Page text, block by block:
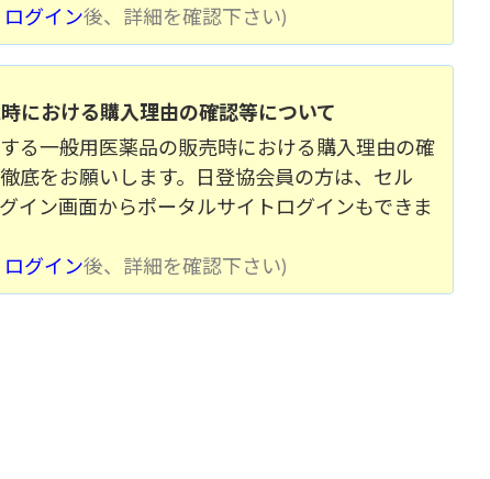
ログイン後、詳細を確認下さい)
における購入理由の確認等について
る一般用医薬品の販売時における購入理由の確
底をお願いします。日登協会員の方は、セル
イン画面からポータルサイトログインもできま
ログイン後、詳細を確認下さい)